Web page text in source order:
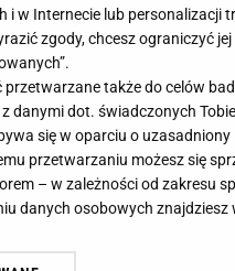
i w Internecie lub personalizacji
zgody, chcesz ograniczyć
przetwarzane także do celów
danymi dot. świadczonych
się w oparciu o
przetwarzaniu możesz się
– w zależności od zakresu
danych osobowych znajdziesz